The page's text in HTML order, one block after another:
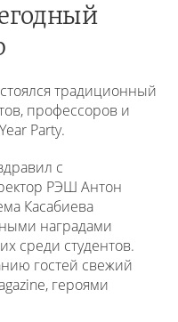
традиционный
профессоров и
Party.
с
РЭШ Антон
Касабиева
наградами
среди студентов.
гостей свежий
героями